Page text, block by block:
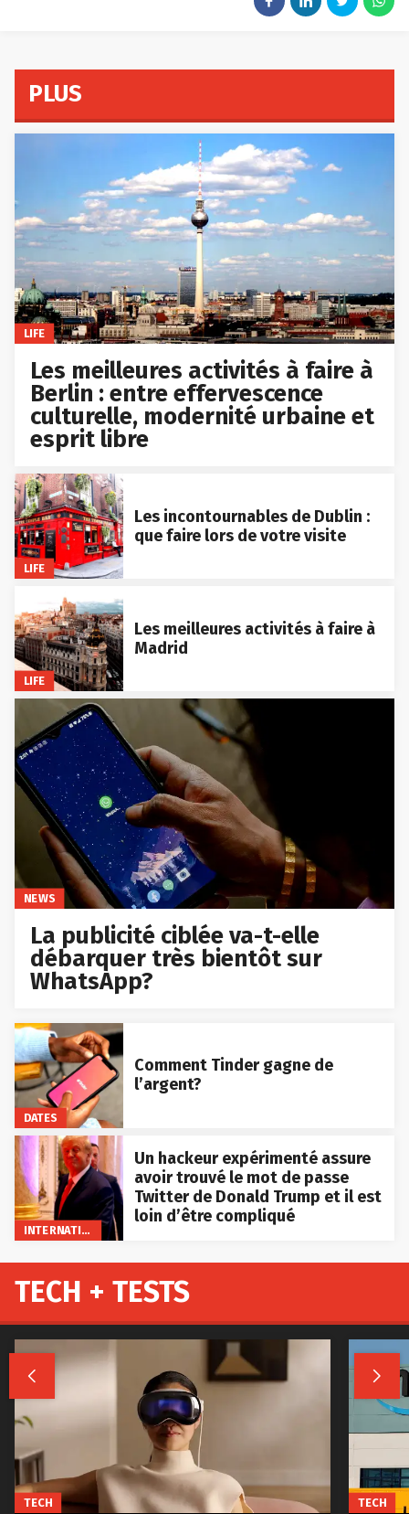
PLUS
LIFE
Les meilleures activités à faire à
Berlin : entre effervescence
culturelle, modernité urbaine et
esprit libre
LIFE
Les incontournables de Dublin :
que faire lors de votre visite
LIFE
Les meilleures activités à faire à
Madrid
NEWS
La publicité ciblée va-t-elle
débarquer très bientôt sur
WhatsApp?
DATES
Comment Tinder gagne de
l’argent?
Un hackeur expérimenté assure
avoir trouvé le mot de passe
Twitter de Donald Trump et il est
loin d’être compliqué
TECH + TESTS
 
TECH TECH